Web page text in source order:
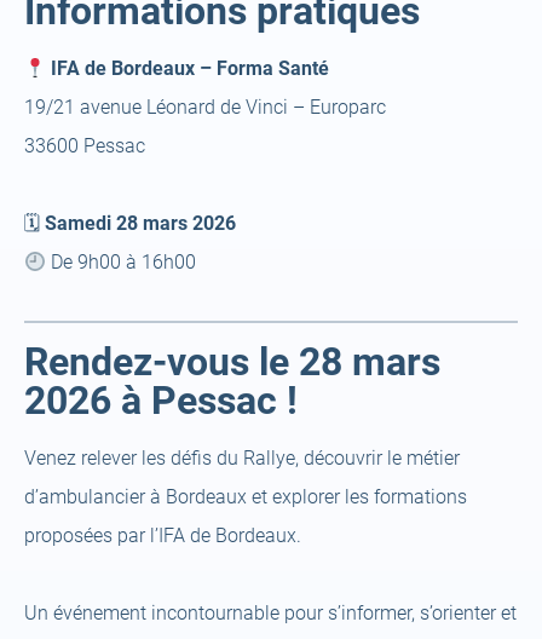
Informations pratiques
IFA de Bordeaux – Forma Santé
19/21 avenue Léonard de Vinci – Europarc
33600 Pessac
🗓 Samedi 28 mars 2026
De 9h00 à 16h00
Rendez-vous le 28 mars
2026 à Pessac !
Venez relever les défis du Rallye, découvrir le métier
d’ambulancier à Bordeaux et explorer les formations
proposées par l’IFA de Bordeaux.
Un événement incontournable pour s’informer, s’orienter et